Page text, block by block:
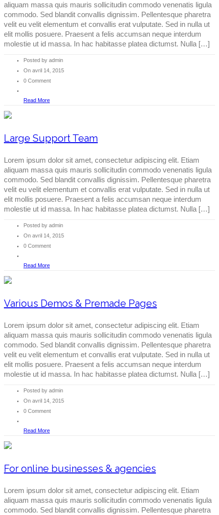
aliquam massa quis mauris sollicitudin commodo venenatis ligula
commodo. Sed blandit convallis dignissim. Pellentesque pharetra
velit eu velit elementum et convallis erat vulputate. Sed in nulla ut
elit mollis posuere. Praesent a felis accumsan neque interdum
molestie ut id massa. In hac habitasse platea dictumst. Nulla […]
Posted by admin
On avril 14, 2015
0 Comment
Read More
Large Support Team
Lorem ipsum dolor sit amet, consectetur adipiscing elit. Etiam
aliquam massa quis mauris sollicitudin commodo venenatis ligula
commodo. Sed blandit convallis dignissim. Pellentesque pharetra
velit eu velit elementum et convallis erat vulputate. Sed in nulla ut
elit mollis posuere. Praesent a felis accumsan neque interdum
molestie ut id massa. In hac habitasse platea dictumst. Nulla […]
Posted by admin
On avril 14, 2015
0 Comment
Read More
Various Demos & Premade Pages
Lorem ipsum dolor sit amet, consectetur adipiscing elit. Etiam
aliquam massa quis mauris sollicitudin commodo venenatis ligula
commodo. Sed blandit convallis dignissim. Pellentesque pharetra
velit eu velit elementum et convallis erat vulputate. Sed in nulla ut
elit mollis posuere. Praesent a felis accumsan neque interdum
molestie ut id massa. In hac habitasse platea dictumst. Nulla […]
Posted by admin
On avril 14, 2015
0 Comment
Read More
For online businesses & agencies
Lorem ipsum dolor sit amet, consectetur adipiscing elit. Etiam
aliquam massa quis mauris sollicitudin commodo venenatis ligula
commodo. Sed blandit convallis dignissim. Pellentesque pharetra